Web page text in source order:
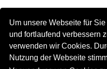
Um unsere Webseite für
und fortlaufend verbessern
verwenden wir Cookies.
Nutzung der Webseite